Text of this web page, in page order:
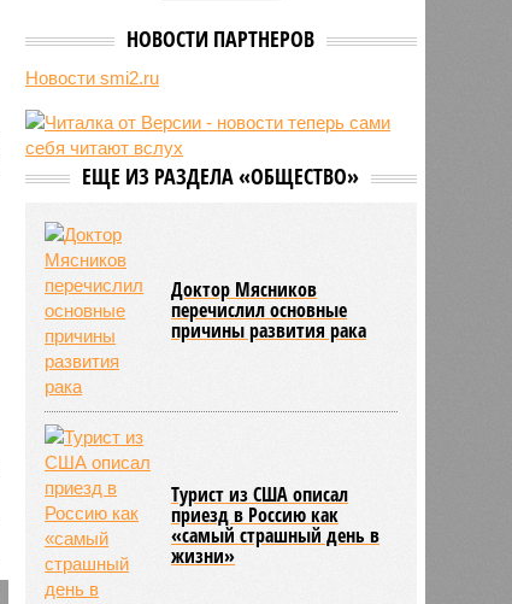
опроверг слова министра обороны
США запретили приходить на
пляж после драки
10:33
Аргентина и Мексика поддержали
Инфантино после его промаха с
10:28
Крупнейшие финансовые
компании США на Уолл-стрит
подверглись массированной
кибератаке
НОВОСТИ ПАРТНЕРОВ
Новости smi2.ru
ЕЩЕ ИЗ РАЗДЕЛА «ОБЩЕСТВО»
Доктор Мясников
перечислил основные
причины развития рака
Турист из США описал
приезд в Россию как
«самый страшный день в
жизни»